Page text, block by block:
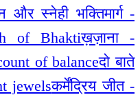
और स्नेही भक्तिमार्ग -
of Bhaktiख़ज़ाना -
of balanceदो बाते
jewelsकर्मेंद्रिय जीत -